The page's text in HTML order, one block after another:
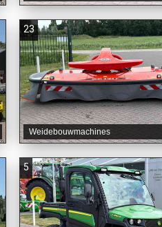
23
Weidebouwmachines
5